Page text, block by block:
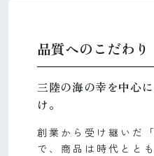
品質へのこだわり
三陸の海の幸を中心
け。
創業から受け継いだ
で、商品は時代とと